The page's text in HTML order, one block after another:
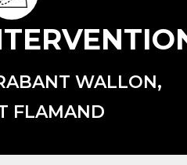
WALLON,
FLAMAND